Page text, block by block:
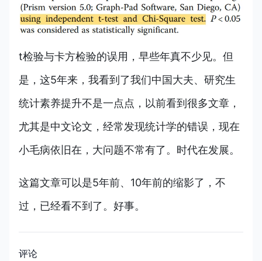
t检验与卡方检验的误用，早些年真不少见。但
是，这5年来，我看到了我们中国大夫、研究生
统计素养提升不是一点点，以前看到很多文章，
尤其是中文论文，经常发现统计学的错误，现在
小毛病依旧在，大问题不常有了。时代在发展。
这篇文章可以是5年前、10年前的缩影了，不
过，已经看不到了。好事。
评论